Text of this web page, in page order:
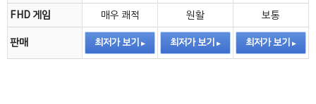
FHD 게임
매우 쾌적 원활
보통
판매
최저가 보기 최저가 보기 최저가 보기